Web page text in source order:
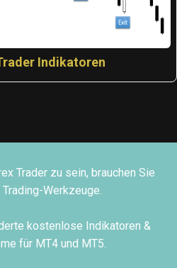
Indikatoren
Trader zu sein, brauchen Sie
Werkzeuge.
kostenlose Indikatoren &
für MT4 und MT5.